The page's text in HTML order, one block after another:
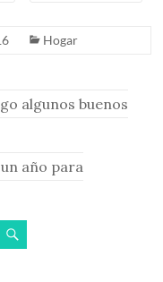
Hogar
algunos buenos
año para